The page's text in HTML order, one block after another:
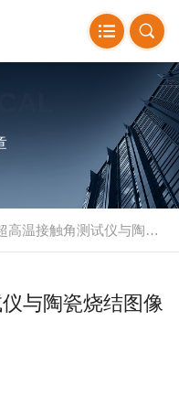
触角测试仪与陶瓷烧结图像像素点阵分析法
与陶瓷烧结图像